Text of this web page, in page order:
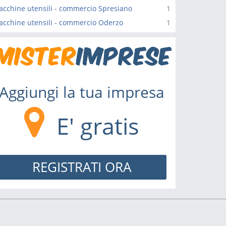
1
utensili - commercio Spresiano
1
utensili - commercio Oderzo
la tua impresa
E' gratis
REGISTRATI ORA